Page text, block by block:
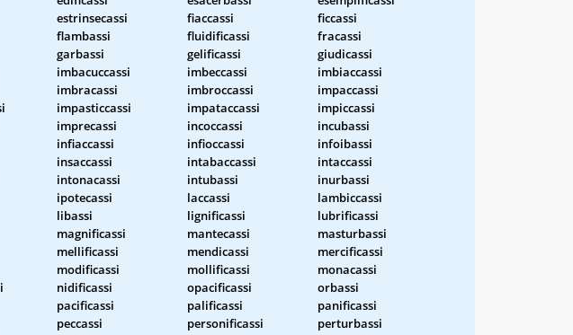
estrinsecassi fiaccassi
ficcassi
flambassi fluidificassi
fracassi
garbassi gelificassi
giudicassi
imbacuccassi imbeccassi
imbiaccassi
imbracassi imbroccassi
impaccassi
impasticcassi impataccassi
impiccassi
imprecassi incoccassi
incubassi
infiaccassi infioccassi
infoibassi
insaccassi intabaccassi
intaccassi
intonacassi intubassi
inurbassi
ipotecassi laccassi
lambiccassi
libassi lignificassi
lubrificassi
magnificassi mantecassi
masturbassi
mellificassi mendicassi
mercificassi
modificassi mollificassi
monacassi
nidificassi opacificassi
orbassi
pacificassi palificassi
panificassi
peccassi personificassi
perturbassi